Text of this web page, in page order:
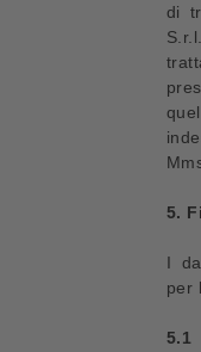
di
5.
I
per
5.1